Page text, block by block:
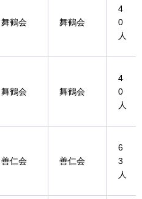
舞鶴会 舞鶴会
4
0
人
舞鶴会 舞鶴会
4
0
人
善仁会 善仁会
6
3
人